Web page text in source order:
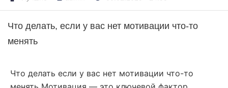
Что делать, если у вас нет мотивации что-то
менять
Что делать если у вас нет мотивации что-то